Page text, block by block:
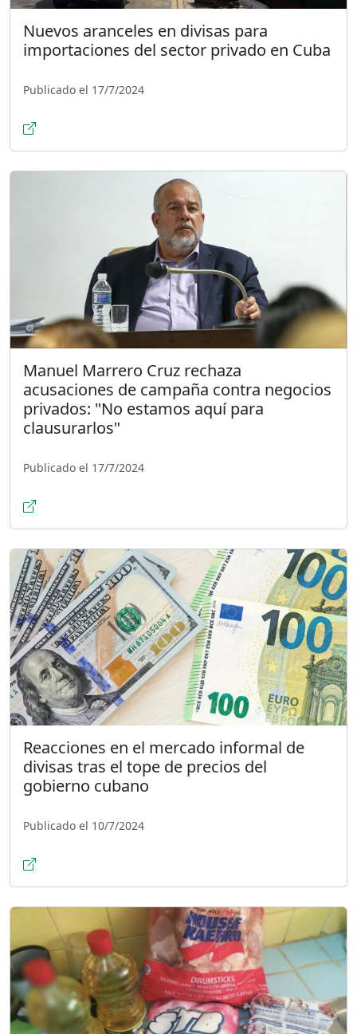
Nuevos aranceles en divisas para
importaciones del sector privado en Cuba
Publicado el 17/7/2024
Manuel Marrero Cruz rechaza
acusaciones de campaña contra negocios
privados: "No estamos aquí para
clausurarlos"
Publicado el 17/7/2024
Reacciones en el mercado informal de
divisas tras el tope de precios del
gobierno cubano
Publicado el 10/7/2024